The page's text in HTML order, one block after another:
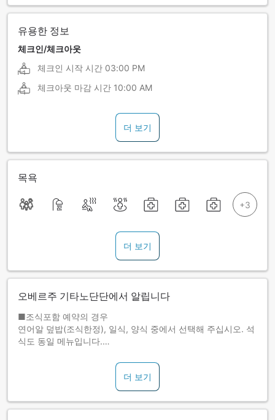
유용한 정보
체크인/체크아웃
체크인 시작 시간 03:00 PM
체크아웃 마감 시간 10:00 AM
더 보기
목욕
더 보기
오베르주 기타노단단에서 알립니다
■조식포함 예약의 경우
연어알 덮밥(조식한정), 일식, 양식 중에서 선택해 주십시오. 석
식도 동일 메뉴입니다.
인 홋카이도산 쌀 '유메피리카' 등 현지 식재를 풍부하게 사용한
조식 제공시간은 7:30~8:30 사이에 원하는 시간대를 선택해
주십시오.
더 보기